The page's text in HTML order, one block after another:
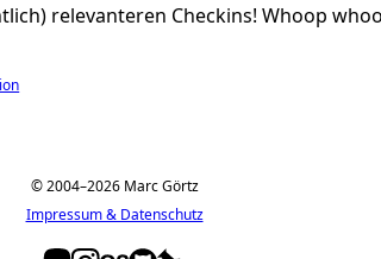
relevanteren Checkins! Whoop
© 2004–2026 Marc Görtz
Impressum & Datenschutz